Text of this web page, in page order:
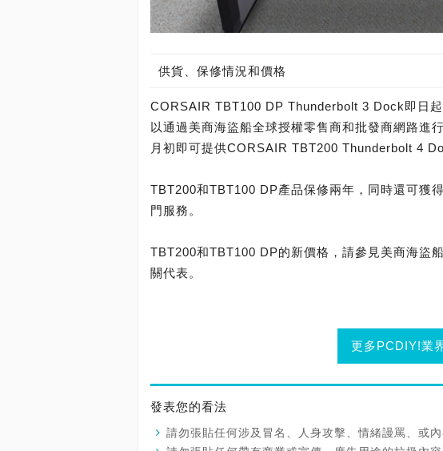
供貨、保修情況和價格
CORSAIR TBT100 DP Thunderbolt 3 Dock即日
以通過美商海盜船全球授權零售商和批發商網路進
月初即可提供CORSAIR TBT200 Thunderbolt 4
TBT200和TBT100 DP產品保修兩年，同時還可獲
門服務。
TBT200和TBT100 DP的新價格，請參見美商海盜
關代表。
更多PCDIY!業
發表您的看法
請勿張貼任何涉及冒名、人身攻擊、情緒謾罵、或內